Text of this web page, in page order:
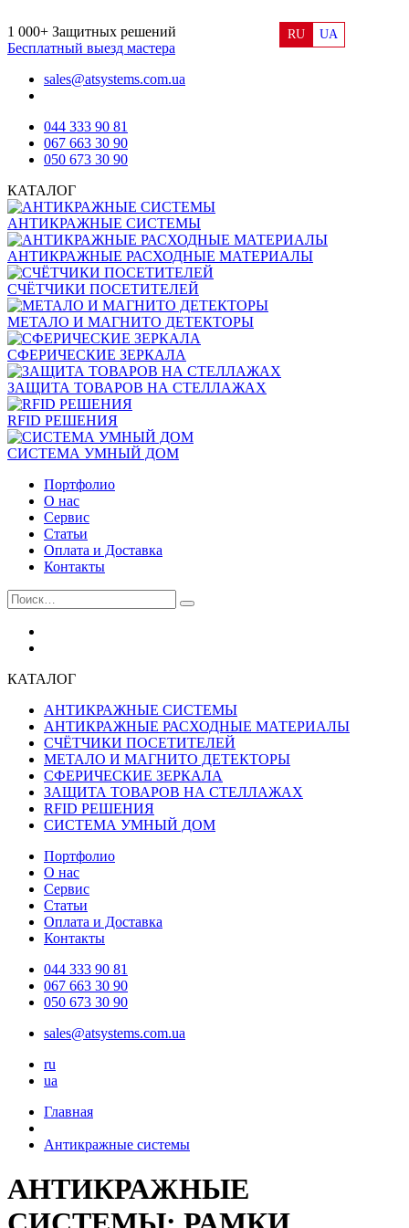
RU UA
1 000+ Защитных решений
Бесплатный выезд мастера
sales@atsystems.com.ua
044 333 90 81
067 663 30 90
050 673 30 90
КАТАЛОГ
АНТИКРАЖНЫЕ СИСТЕМЫ
АНТИКРАЖНЫЕ РАСХОДНЫЕ МАТЕРИАЛЫ
СЧЁТЧИКИ ПОСЕТИТЕЛЕЙ
МЕТАЛО И МАГНИТО ДЕТЕКТОРЫ
СФЕРИЧЕСКИЕ ЗЕРКАЛА
ЗАЩИТА ТОВАРОВ НА СТЕЛЛАЖАХ
RFID РЕШЕНИЯ
СИСТЕМА УМНЫЙ ДОМ
Портфолио
О нас
Сервис
Статьи
Оплата и Доставка
Контакты
КАТАЛОГ
АНТИКРАЖНЫЕ СИСТЕМЫ
АНТИКРАЖНЫЕ РАСХОДНЫЕ МАТЕРИАЛЫ
СЧЁТЧИКИ ПОСЕТИТЕЛЕЙ
МЕТАЛО И МАГНИТО ДЕТЕКТОРЫ
СФЕРИЧЕСКИЕ ЗЕРКАЛА
ЗАЩИТА ТОВАРОВ НА СТЕЛЛАЖАХ
RFID РЕШЕНИЯ
СИСТЕМА УМНЫЙ ДОМ
Портфолио
О нас
Сервис
Статьи
Оплата и Доставка
Контакты
044 333 90 81
067 663 30 90
050 673 30 90
sales@atsystems.com.ua
ru
ua
Главная
Антикражные системы
АНТИКРАЖНЫЕ